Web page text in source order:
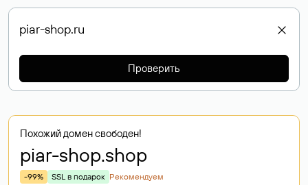
Проверить
Похожий домен свободен!
piar-shop.shop
-99% SSL в подарок Рекомендуем